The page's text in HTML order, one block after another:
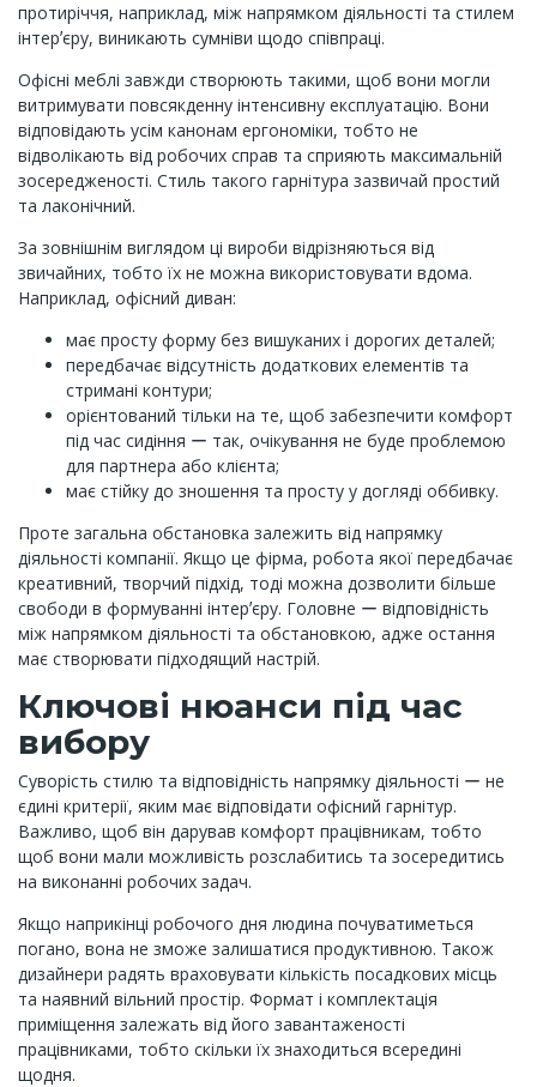
протиріччя, наприклад, між напрямком діяльності та стилем
інтерʼєру, виникають сумніви щодо співпраці.
Офісні меблі завжди створюють такими, щоб вони могли
витримувати повсякденну інтенсивну експлуатацію. Вони
відповідають усім канонам ергономіки, тобто не
відволікають від робочих справ та сприяють максимальній
зосередженості. Стиль такого гарнітура зазвичай простий
та лаконічний.
За зовнішнім виглядом ці вироби відрізняються від
звичайних, тобто їх не можна використовувати вдома.
Наприклад, офісний диван:
має просту форму без вишуканих і дорогих деталей;
передбачає відсутність додаткових елементів та
стримані контури;
орієнтований тільки на те, щоб забезпечити комфорт
під час сидіння ー так, очікування не буде проблемою
для партнера або клієнта;
має стійку до зношення та просту у догляді оббивку.
Проте загальна обстановка залежить від напрямку
діяльності компанії. Якщо це фірма, робота якої передбачає
креативний, творчий підхід, тоді можна дозволити більше
свободи в формуванні інтерʼєру. Головне ー відповідність
між напрямком діяльності та обстановкою, адже остання
має створювати підходящий настрій.
Ключові нюанси під час
вибору
Суворість стилю та відповідність напрямку діяльності ー не
єдині критерії, яким має відповідати офісний гарнітур.
Важливо, щоб він дарував комфорт працівникам, тобто
щоб вони мали можливість розслабитись та зосередитись
на виконанні робочих задач.
Якщо наприкінці робочого дня людина почуватиметься
погано, вона не зможе залишатися продуктивною. Також
дизайнери радять враховувати кількість посадкових місць
та наявний вільний простір. Формат і комплектація
приміщення залежать від його завантаженості
працівниками, тобто скільки їх знаходиться всередині
щодня.